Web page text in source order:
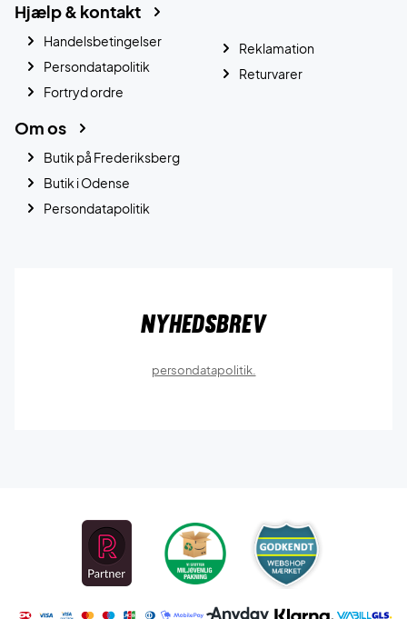
Hjælp & kontakt
Handelsbetingelser
Persondatapolitik
Fortryd ordre
Reklamation
Returvarer
Om os
Butik på Frederiksberg
Butik i Odense
Persondatapolitik
Nyhedsbrev
persondatapolitik.